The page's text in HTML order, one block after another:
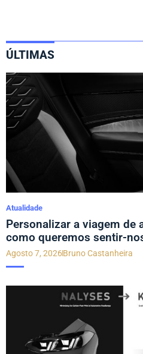
ÚLTIMAS
Atualidade
Personalizar a viagem de
como queremos sentir-
Agosto 7, 2026Bruno Castanheira